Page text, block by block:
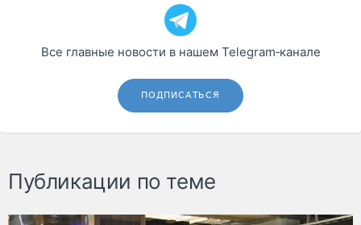
Все главные новости в нашем Telegram‑канале
ПОДПИСАТЬСЯ
Публикации по теме